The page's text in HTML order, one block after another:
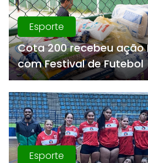
Esporte
Cota 200 recebeu ação
com Festival de Futebol
Esporte